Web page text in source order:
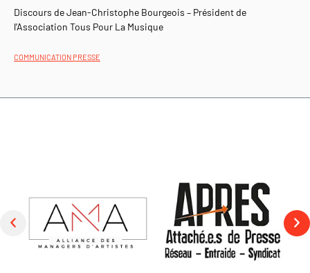
Discours de Jean-Christophe Bourgeois – Président de
l’Association Tous Pour La Musique
COMMUNICATION PRESSE